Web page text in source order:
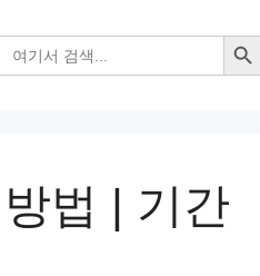
검
색:
검색 버튼
법 | 기간